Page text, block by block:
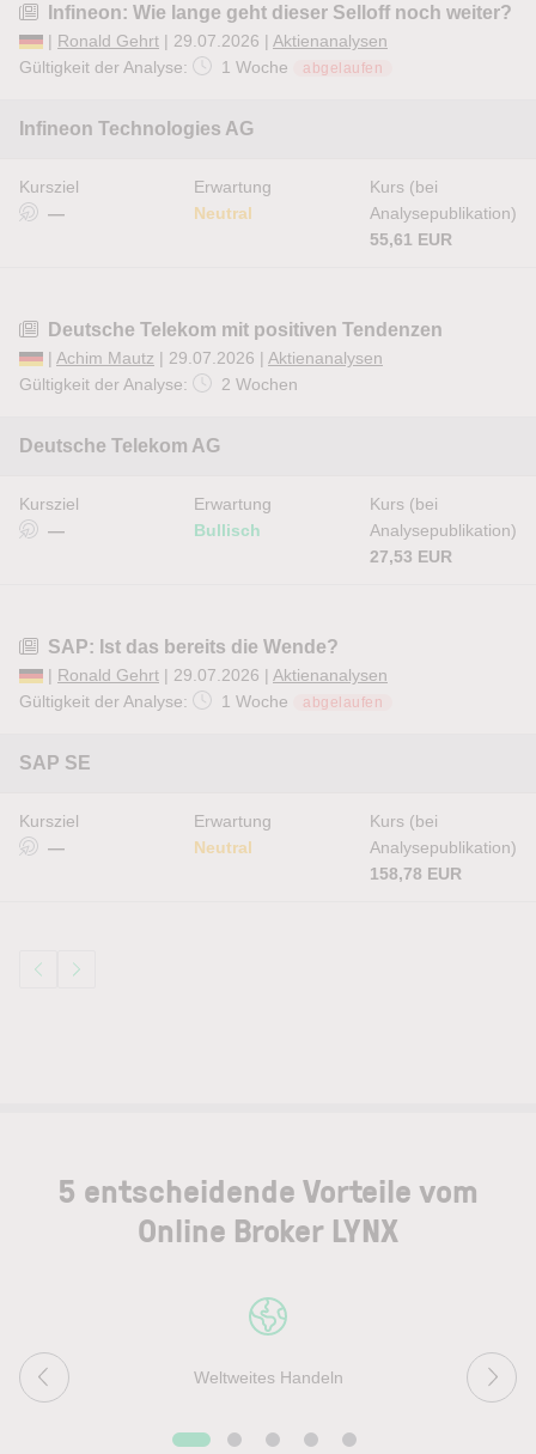
Infineon: Wie lange geht dieser Selloff noch weiter?
| Ronald Gehrt | 29.07.2026 | Aktienanalysen
Gültigkeit der Analyse:
1 Woche abgelaufen
Infineon Technologies AG
Kursziel
—
Erwartung
Neutral
Kurs (bei
Analysepublikation)
55,61 EUR
Deutsche Telekom mit positiven Tendenzen
| Achim Mautz | 29.07.2026 | Aktienanalysen
Gültigkeit der Analyse:
2 Wochen
Deutsche Telekom AG
Kursziel
—
Erwartung
Bullisch
Kurs (bei
Analysepublikation)
27,53 EUR
SAP: Ist das bereits die Wende?
| Ronald Gehrt | 29.07.2026 | Aktienanalysen
Gültigkeit der Analyse:
1 Woche abgelaufen
SAP SE
Kursziel
—
Erwartung
Neutral
Kurs (bei
Analysepublikation)
158,78 EUR
5 entscheidende Vorteile vom
Online Broker LYNX
Weltweites Handeln